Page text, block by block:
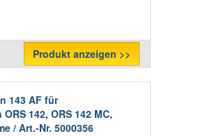
Produkt anzeigen >>
143 AF für
142, ORS 142 MC,
/ Art.-Nr. 5000356